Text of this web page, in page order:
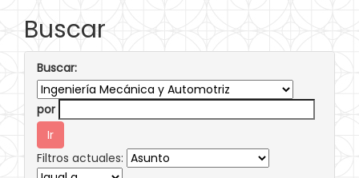
Buscar
Buscar:
por
Filtros actuales: